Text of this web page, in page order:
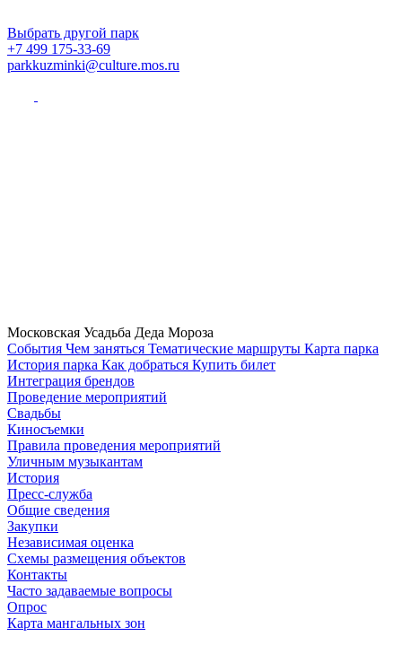
Выбрать другой парк
+7 499 175-33-69
parkkuzminki@culture.mos.ru
Московская Усадьба Деда Мороза
Cобытия Чем заняться Тематические маршруты Карта парка
История парка Как добраться Купить билет
Интеграция брендов
Проведение мероприятий
Свадьбы
Киносъемки
Правила проведения мероприятий
Уличным музыкантам
История
Пресс-служба
Общие сведения
Закупки
Независимая оценка
Схемы размещения объектов
Контакты
Часто задаваемые вопросы
Опрос
Карта мангальных зон